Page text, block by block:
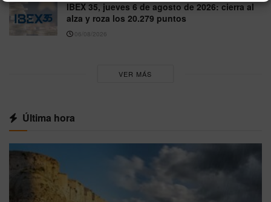
IBEX 35, jueves 6 de agosto de 2026: cierra al
alza y roza los 20.279 puntos
06/08/2026
VER MÁS
Última hora